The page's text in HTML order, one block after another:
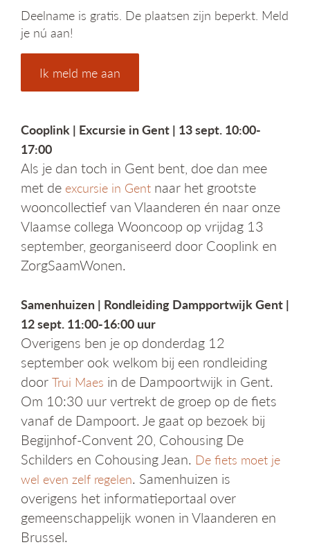
Deelname is gratis. De plaatsen zijn beperkt. Meld
je nú aan!
Ik meld me aan
Cooplink | Excursie in Gent | 13 sept. 10:00-
17:00
Als je dan toch in Gent bent, doe dan mee
met de excursie in Gent naar het grootste
wooncollectief van Vlaanderen én naar onze
Vlaamse collega Wooncoop op vrijdag 13
september, georganiseerd door Cooplink en
ZorgSaamWonen.
Samenhuizen | Rondleiding Dampportwijk Gent |
12 sept. 11:00-16:00 uur
Overigens ben je op donderdag 12
september ook welkom bij een rondleiding
door Trui Maes in de Dampoortwijk in Gent.
Om 10:30 uur vertrekt de groep op de fiets
vanaf de Dampoort. Je gaat op bezoek bij
Begijnhof-Convent 20, Cohousing De
Schilders en Cohousing Jean. De fiets moet je
wel even zelf regelen. Samenhuizen is
overigens het informatieportaal over
gemeenschappelijk wonen in Vlaanderen en
Brussel.